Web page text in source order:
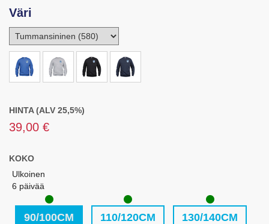
Väri
HINTA (ALV 25,5%)
39,00 €
KOKO
Ulkoinen
6 päivää
90/100CM 110/120CM 130/140CM